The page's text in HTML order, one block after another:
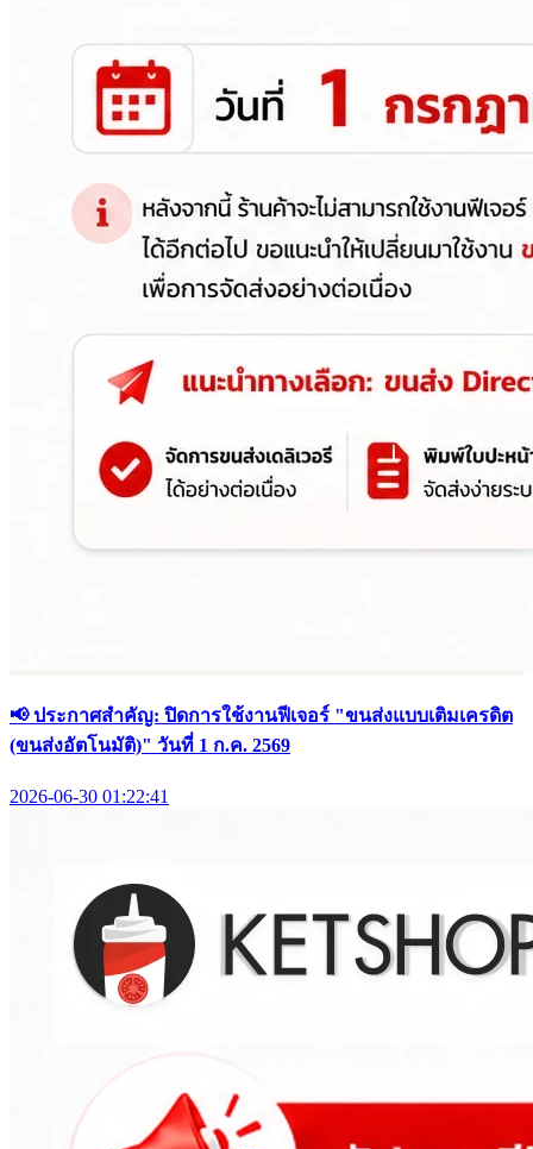
📢 ประกาศสำคัญ: ปิดการใช้งานฟีเจอร์ "ขนส่งแบบเติมเครดิต
(ขนส่งอัตโนมัติ)" วันที่ 1 ก.ค. 2569
2026-06-30 01:22:41